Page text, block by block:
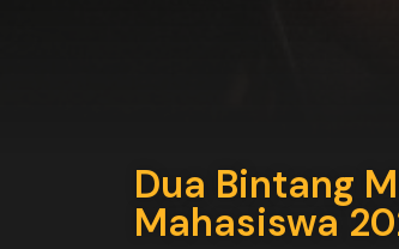
Dua Bintang
Mahasiswa